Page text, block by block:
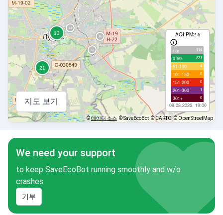
AQI PM2.5
с/д 114
0-50 231
51-100 4
101-150 0
151-200 0
201-300 1
301+ 0
09.08.2026, 19:00
지도 보기
©데이터 소스 © SaveEcoBot © CARTO © OpenStreetMap
We need your support
to keep SaveEcoBot running smoothly and w/o
crashes
기부